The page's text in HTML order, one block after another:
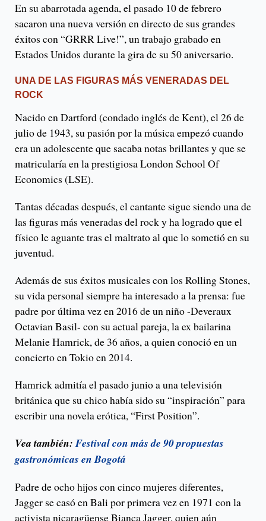
En su abarrotada agenda, el pasado 10 de febrero
sacaron una nueva versión en directo de sus grandes
éxitos con “GRRR Live!”, un trabajo grabado en
Estados Unidos durante la gira de su 50 aniversario.
UNA DE LAS FIGURAS MÁS VENERADAS DEL
ROCK
Nacido en Dartford (condado inglés de Kent), el 26 de
julio de 1943, su pasión por la música empezó cuando
era un adolescente que sacaba notas brillantes y que se
matricularía en la prestigiosa London School Of
Economics (LSE).
Tantas décadas después, el cantante sigue siendo una de
las figuras más veneradas del rock y ha logrado que el
físico le aguante tras el maltrato al que lo sometió en su
juventud.
Además de sus éxitos musicales con los Rolling Stones,
su vida personal siempre ha interesado a la prensa: fue
padre por última vez en 2016 de un niño -Deveraux
Octavian Basil- con su actual pareja, la ex bailarina
Melanie Hamrick, de 36 años, a quien conoció en un
concierto en Tokio en 2014.
Hamrick admitía el pasado junio a una televisión
británica que su chico había sido su “inspiración” para
escribir una novela erótica, “First Position”.
Vea también:Festival con más de 90 propuestas
gastronómicas en Bogotá
Padre de ocho hijos con cinco mujeres diferentes,
Jagger se casó en Bali por primera vez en 1971 con la
activista nicaragüense Bianca Jagger, quien aún